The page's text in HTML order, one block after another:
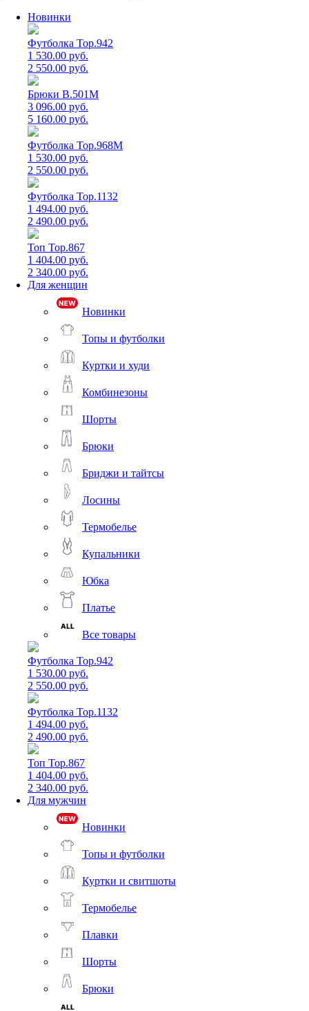
Новинки
Футболка Top.942
1 530.00 руб.
2 550.00 руб.
Брюки B.501M
3 096.00 руб.
5 160.00 руб.
Футболка Top.968M
1 530.00 руб.
2 550.00 руб.
Футболка Top.1132
1 494.00 руб.
2 490.00 руб.
Топ Top.867
1 404.00 руб.
2 340.00 руб.
Для женщин
Новинки
Топы и футболки
Куртки и худи
Комбинезоны
Шорты
Брюки
Бриджи и тайтсы
Лосины
Термобелье
Купальники
Юбка
Платье
Все товары
Футболка Top.942
1 530.00 руб.
2 550.00 руб.
Футболка Top.1132
1 494.00 руб.
2 490.00 руб.
Топ Top.867
1 404.00 руб.
2 340.00 руб.
Для мужчин
Новинки
Топы и футболки
Куртки и свитшоты
Термобелье
Плавки
Шорты
Брюки